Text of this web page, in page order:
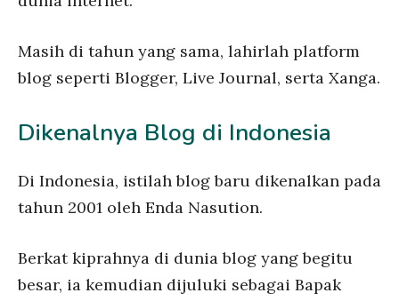
Masih di tahun yang sama, lahirlah platform
blog seperti Blogger, Live Journal, serta Xanga.
Dikenalnya Blog di Indonesia
Di Indonesia, istilah blog baru dikenalkan pada
tahun 2001 oleh Enda Nasution.
Berkat kiprahnya di dunia blog yang begitu
besar, ia kemudian dijuluki sebagai Bapak